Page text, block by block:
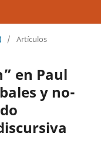
/ Artículos
en Paul
y no-